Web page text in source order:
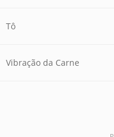
Tô
Vibração da Carne